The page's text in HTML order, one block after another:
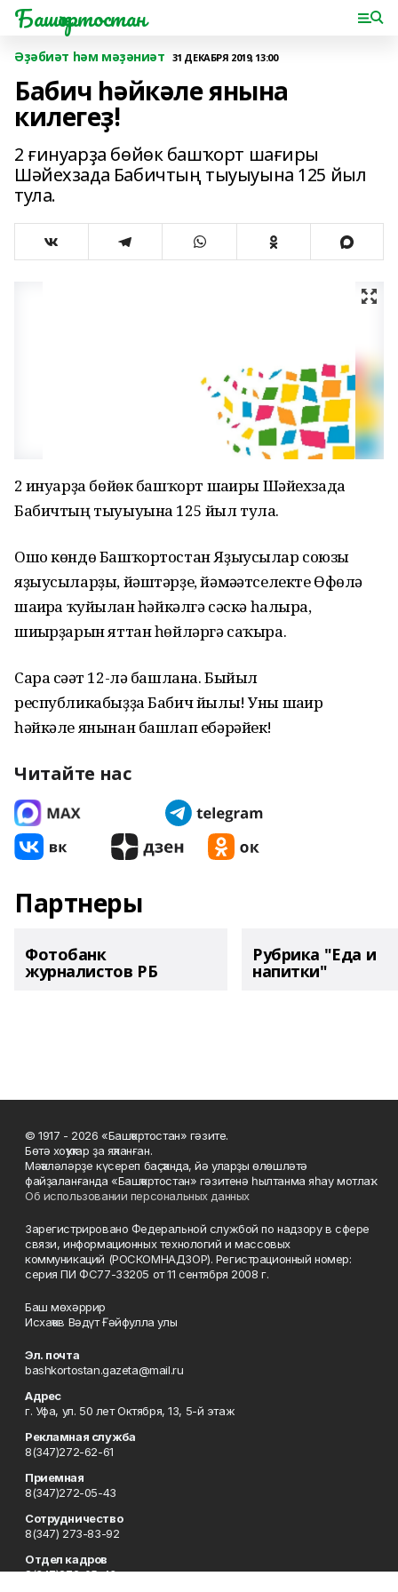
Башҡортостан
Әҙәбиәт һәм мәҙәниәт 31 ДЕКАБРЯ 2019, 13:00
Бабич һәйкәле янына
килегеҙ!
2 ғинуарҙа бөйөк башҡорт шағиры
Шәйехзада Бабичтың тыуыуына 125 йыл
тула.
2 ғинуарҙа бөйөк башҡорт шағиры Шәйехзада
Бабичтың тыуыуына 125 йыл тула.
Ошо көндө Башҡортостан Яҙыусылар союзы
яҙыусыларҙы, йәштәрҙе, йәмәғәтселекте Өфөлә
шағирға ҡуйылған һәйкәлгә сәскә һалырға,
шиғырҙарын яттан һөйләргә саҡыра.
Сара сәғәт 12-лә башлана. Быйыл
республикабыҙҙа Бабич йылы! Уны шағир
һәйкәле янынан башлап ебәрәйек!
Читайте нас
Партнеры
Фотобанк
журналистов РБ
Рубрика "Еда и
напитки"
© 1917 - 2026 «Башҡортостан» гәзите.
Бөтә хоҡуҡтар ҙа яҡланған.
Мәҡәләләрҙе күсереп баҫҡанда, йә уларҙы өлөшләтә
файҙаланғанда «Башҡортостан» гәзитенә һылтанма яһау мотлаҡ.
Об использовании персональных данных
Зарегистрировано Федеральной службой по надзору в сфере
связи, информационных технологий и массовых
коммуникаций (РОСКОМНАДЗОР). Регистрационный номер:
серия ПИ ФС77-33205 от 11 сентября 2008 г.
Баш мөхәррир
Исхаҡов Вәдүт Ғәйфулла улы
Эл. почта
bashkortostan.gazeta@mail.ru
Адрес
г. Уфа, ул. 50 лет Октября, 13, 5-й этаж
Рекламная служба
8(347)272-62-61
Приемная
8(347)272-05-43
Сотрудничество
8(347) 273-83-92
Отдел кадров
8(347)272-05-43